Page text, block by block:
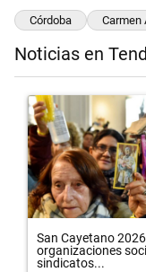
Córdoba Carmen
Noticias en
Un artículo de
San Cayetano
organizaciones
sindicatos...